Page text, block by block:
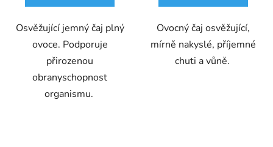
Osvěžující jemný čaj plný
ovoce. Podporuje
přirozenou
obranyschopnost
organismu.
Ovocný čaj osvěžující,
mírně nakyslé, příjemné
chuti a vůně.